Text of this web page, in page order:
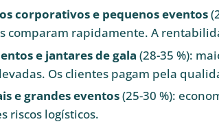
corporativos e pequenos eventos
comparam rapidamente. A
e jantares de gala (28-35 %):
Os clientes pagam pela
e grandes eventos(25-30 %):
riscos logísticos.